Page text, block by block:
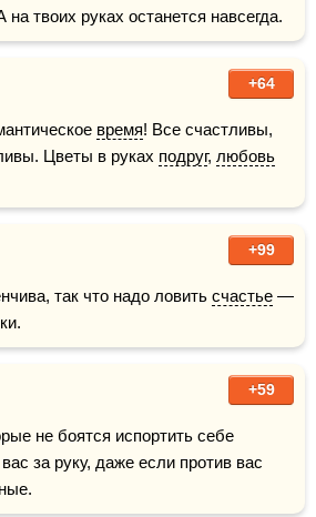
твоих руках останется навсегда.
+64
время! Все счастливы,
Цветы в руках подруг, любовь
+99
так что надо ловить счастье —
+59
не боятся испортить себе
за руку, даже если против вас